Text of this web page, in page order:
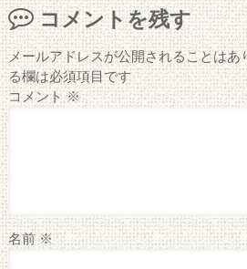
コメントを残す
メールアドレスが公開されることはあ
る欄は必須項目です
コメント ※
名前※